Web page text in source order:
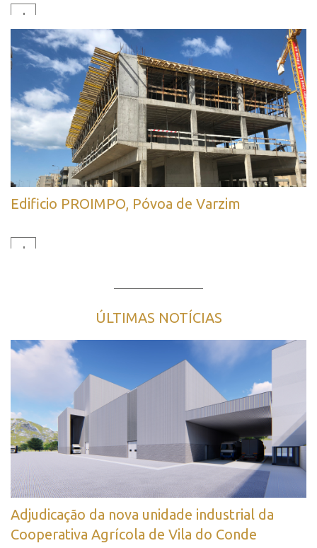
+
Edificio PROIMPO, Póvoa de Varzim
+
ÚLTIMAS NOTÍCIAS
Adjudicação da nova unidade industrial da
Cooperativa Agrícola de Vila do Conde